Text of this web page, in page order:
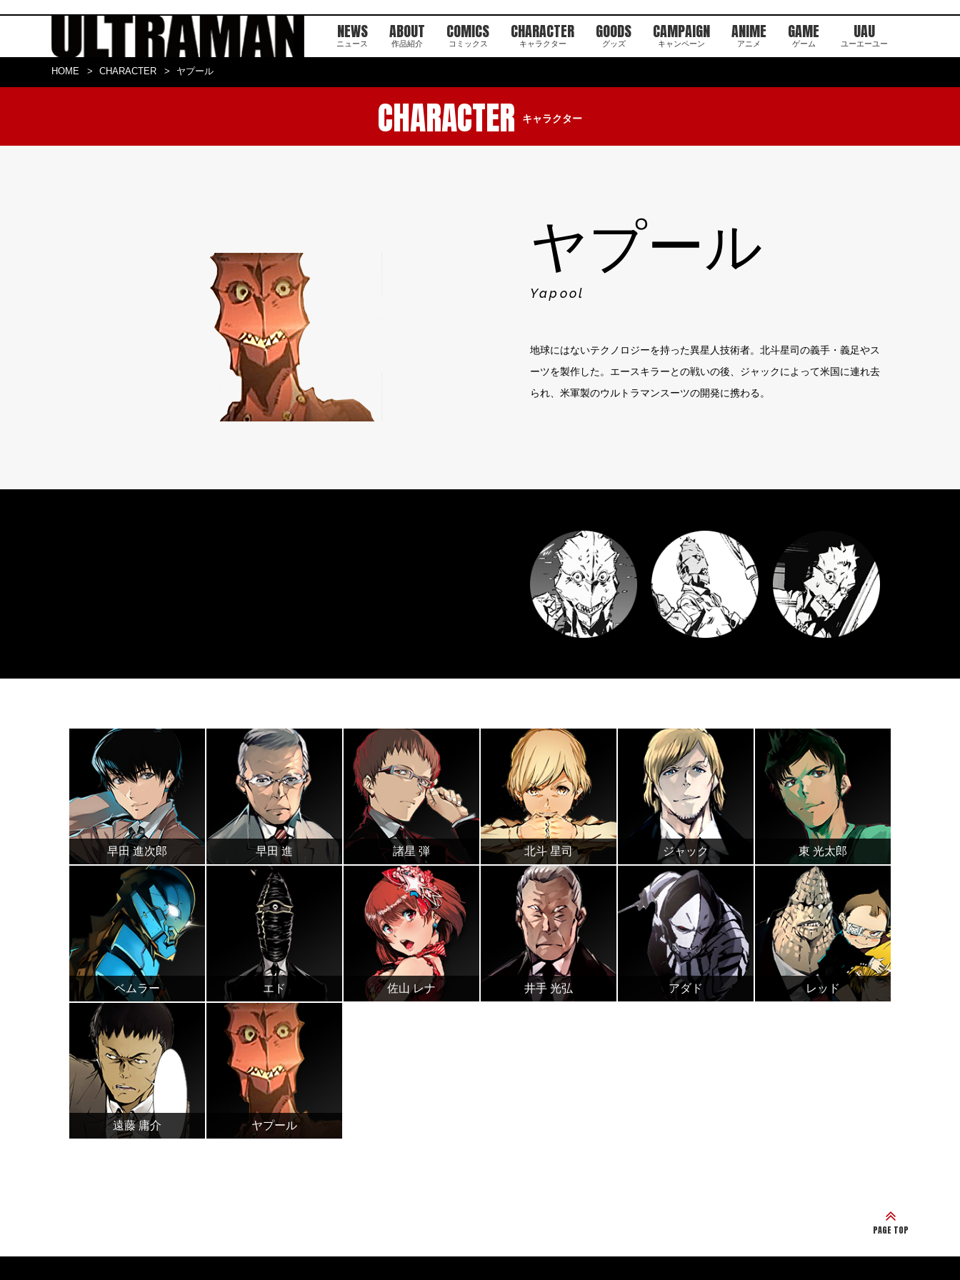
NEWS
ニュース
ABOUT
作品紹介
COMICS
コミックス
CHARACTER
キャラクター
GOODS
グッズ
CAMPAIGN
キャンペーン
ANIME
アニメ
GAME
ゲーム
UAU
ユーエーユー
HOME CHARACTER ヤプール
CHARACTER キャラクター
ヤプール
Yapool
地球にはないテクノロジーを持った異星人技術者。北斗星司の義手・義足やス
ーツを製作した。エースキラーとの戦いの後、ジャックによって米国に連れ去
られ、米軍製のウルトラマンスーツの開発に携わる。
早田 進次郎 早田 進 諸星 弾 北斗 星司 ジャック 東 光太郎
ベムラー エド 佐山 レナ 井手 光弘 アダド レッド
遠藤 庸介 ヤプール
PAGE TOP